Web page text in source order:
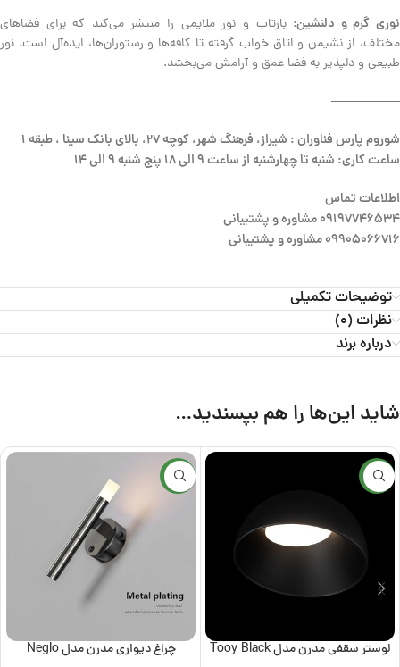
نوری گرم و دلنشین: بازتاب و نور ملایمی را منتشر می‌کند که برای فضاهای
مختلف، از نشیمن و اتاق خواب گرفته تا کافه‌ها و رستوران‌ها، ایده‌آل است. نور
طبیعی و دلپذیر به فضا عمق و آرامش می‌بخشد.
—————–
شوروم پارس فناوران : شیراز، فرهنگ شهر، کوچه 27، بالای بانک سینا ، طبقه 1
ساعت کاری: شنبه تا چهارشنبه از ساعت 9 الی 18 پنج شنبه 9 الی 14
اطلاعات تماس
09197746534 مشاوره و پشتیبانی
09905066716 مشاوره و پشتیبانی
توضیحات تکمیلی
نظرات (0)
درباره برند
شاید این‌ها را هم بپسندید…
جدید
لوستر سقفی مدرن مدل Tooy Black
جدید
چراغ دیواری مدرن مدل Neglo